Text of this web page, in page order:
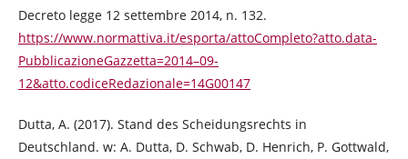
Decreto legge 12 settembre 2014, n. 132.
https://www.normattiva.it/esporta/attoCompleto?atto.data-
PubblicazioneGazzetta=2014–09-
12&atto.codiceRedazionale=14G00147
Dutta, A. (2017). Stand des Scheidungsrechts in
Deutschland. w: A. Dutta, D. Schwab, D. Henrich, P. Gottwald,